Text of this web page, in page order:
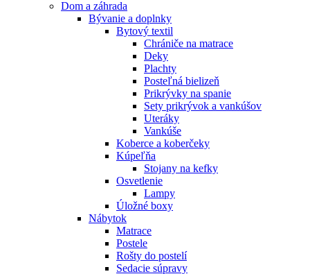
Dom a záhrada
Bývanie a doplnky
Bytový textil
Chrániče na matrace
Deky
Plachty
Posteľná bielizeň
Prikrývky na spanie
Sety prikrývok a vankúšov
Uteráky
Vankúše
Koberce a koberčeky
Kúpeľňa
Stojany na kefky
Osvetlenie
Lampy
Úložné boxy
Nábytok
Matrace
Postele
Rošty do postelí
Sedacie súpravy